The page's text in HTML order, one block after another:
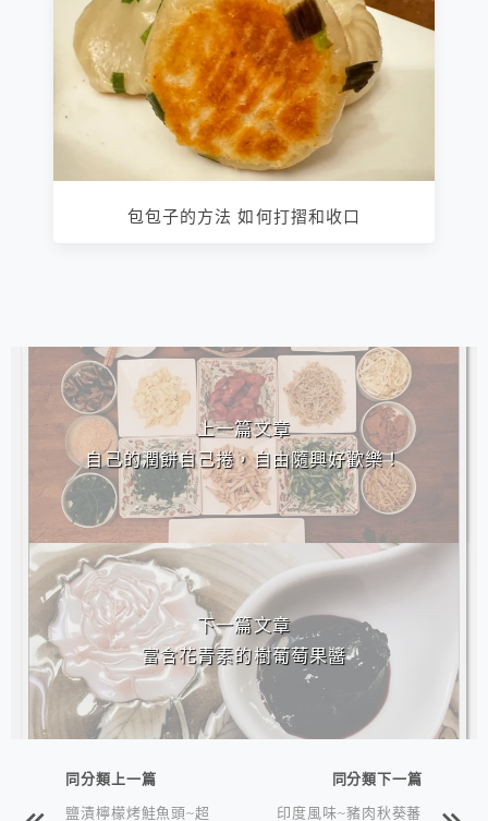
包包子的方法 如何打摺和收口
相連文章
上一篇文章
自己的潤餅自己捲，自由隨興好歡樂！
下一篇文章
富含花青素的樹葡萄果醬
同分類上一篇
鹽漬檸檬烤鮭魚頭~超
同分類下一篇
印度風味~豬肉秋葵蕃